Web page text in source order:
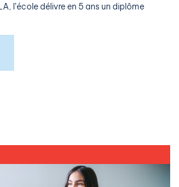
l’école délivre en 5 ans un diplôme